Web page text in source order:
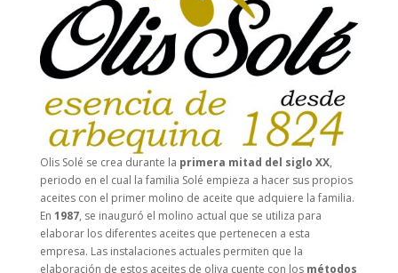
Olis Solé se crea durante la primera mitad del siglo XX,
periodo en el cual la familia Solé empieza a hacer sus propios
aceites con el primer molino de aceite que adquiere la familia.
En 1987, se inauguró el molino actual que se utiliza para
elaborar los diferentes aceites que pertenecen a esta
empresa. Las instalaciones actuales permiten que la
elaboración de estos aceites de oliva cuente con losmétodos